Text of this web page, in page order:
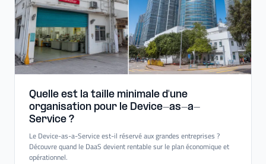
Quelle est la taille minimale d'une
organisation pour le Device-​as-​a-​
Service ?
Le Device-as-a-Service est-il réservé aux grandes entreprises ?
Découvre quand le DaaS devient rentable sur le plan économique et
opérationnel.